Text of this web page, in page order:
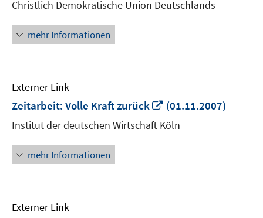
öffnen
Christlich Demokratische Union Deutschlands
mehr Informationen
Externer Link
Zeitarbeit: Volle Kraft zurück
In
neuem
Fenster
(01.11.2007)
Institut der deutschen Wirtschaft Köln
mehr Informationen
Externer Link